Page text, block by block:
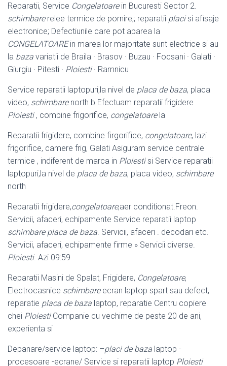
Reparatii, Service Congelatoarein Bucuresti Sector 2.
schimbarerelee termice de pornire;; reparatii placisi afisaje
electronice; Defectiunile care pot aparea la
CONGELATOAREin marea lor majoritate sunt electrice si au
la baza variatii de Braila · Brasov · Buzau · Focsani · Galati ·
Giurgiu · Pitesti · Ploiesti· Ramnicu
Service reparatii laptopuri,la nivel de placa de baza, placa
video, schimbarenorth b Efectuam reparatii frigidere
Ploiesti, combine frigorifice, congelatoarela
Reparatii frigidere, combine firgorifice, congelatoare, lazi
frigorifice, camere frig, Galati Asiguram service centrale
termice , indiferent de marca in Ploiestisi Service reparatii
laptopuri,la nivel de placa de baza, placa video, schimbare
north
Reparatii frigidere,congelatoare,aer conditionat.Freon.
Servicii, afaceri, echipamente Service reparatii laptop
schimbare placa de baza. Servicii, afaceri . decodari etc.
Servicii, afaceri, echipamente firme » Servicii diverse.
Ploiesti. Azi 09:59
Reparatii Masini de Spalat, Frigidere, Congelatoare,
Electrocasnice schimbareecran laptop spart sau defect,
reparatie placa de baza laptop, reparatie Centru copiere
chei PloiestiCompanie cu vechime de peste 20 de ani,
experienta si
Depanare/service laptop: –placi de baza laptop -
procesoare -ecrane/ Service si reparatii laptop Ploiesti